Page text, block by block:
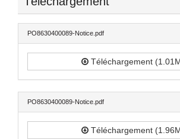
PO8630400089-Notice.pdf
Téléchargement
PO8630400089-Notice.pdf
Téléchargement